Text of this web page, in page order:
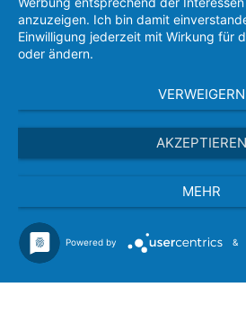
anzuzeigen. Ich bin damit
Einwilligung jederzeit mit Wirkung für
oder ändern.
VERWEIGERN
AKZEPTIEREN
MEHR
Powered by &